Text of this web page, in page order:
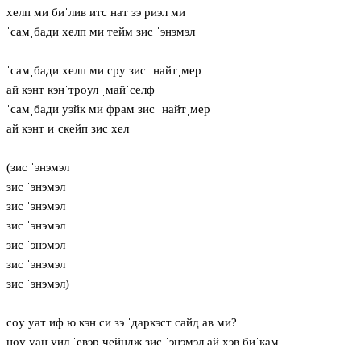
хелп ми биˈлив итс нат зэ риэл ми
ˈсамˌбади хелп ми тейм зис ˈэнэмэл
ˈсамˌбади хелп ми сру зис ˈнайтˌмер
ай кэнт кэнˈтрoул ˌмайˈселф
ˈсамˌбади уэйк ми фрам зис ˈнайтˌмер
ай кэнт иˈскейп зис хел
(зис ˈэнэмэл
зис ˈэнэмэл
зис ˈэнэмэл
зис ˈэнэмэл
зис ˈэнэмэл
зис ˈэнэмэл
зис ˈэнэмэл)
сoу уат иф ю кэн си зэ ˈдаркэст сайд ав ми?
нoу уан уил ˈевэр чейндж зис ˈэнэмэл ай хэв биˈкам